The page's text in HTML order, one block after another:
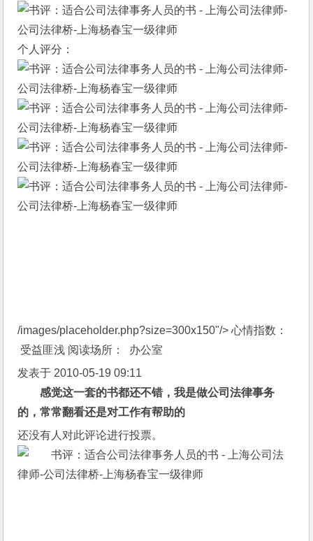
个人评分：
感觉这一套的书都还不错，我是做公司法律事务
的，常常翻看还是对工作有帮助的
还没有人对此评论进行投票。